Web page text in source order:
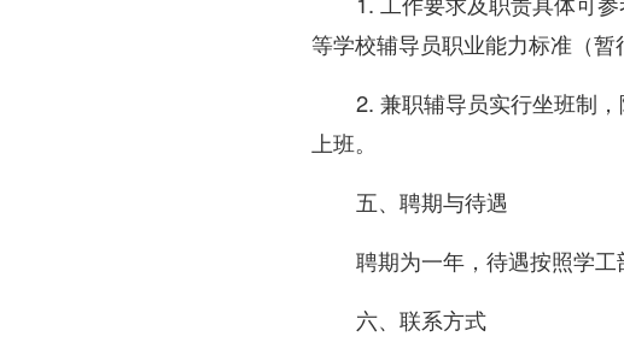
等学校辅导员职业能力标准（暂
2. 兼职辅导员实行坐班制
上班。
五、聘期与待遇
聘期为一年，待遇按照学工
六、联系方式